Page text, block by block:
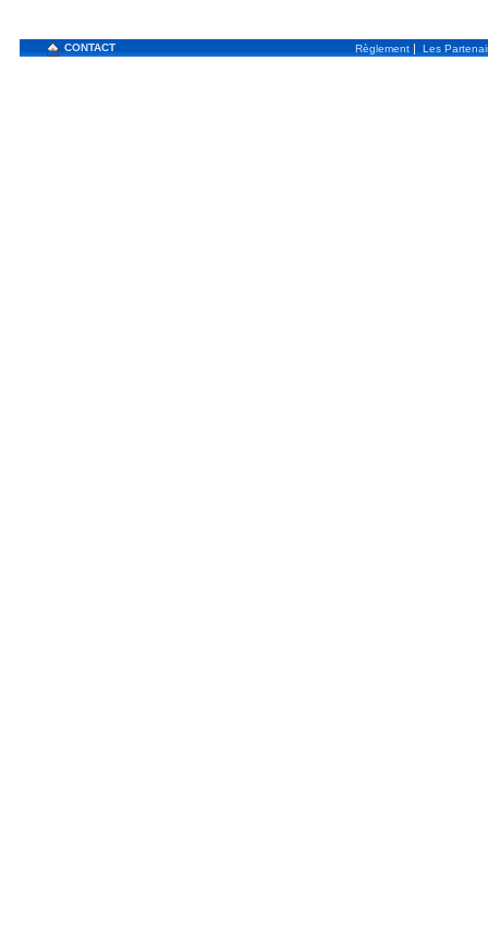
CONTACT Règlement | Les